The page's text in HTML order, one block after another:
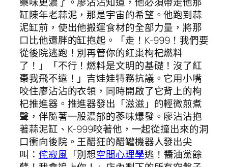
缸陳年老蒜泥，那是宇宙的希望。他跑到蒜
泥缸前，使出他搬運食材的全部力量，將那
口比他還胖的缸抱起。「走！K-999！我們要
從後院逃跑！別再管你的紅棗枸杞燃料
了！」「不行！燃料是文明的基礎！沒了紅
棗我飛不遠！」吉娃娃特務抗議。它用小嘴
咬住廖沾沾的衣領，同時開啟了它背上的枸
杞推進器。推進器發出「滋滋」的輕微煎煮
聲，伴隨著一股濃郁的蔘味爆發。廖沾沾抱
著蒜泥缸、K-999咬著他，一起從撞出來的洞
口衝向後院。王醋狂的醋罐機器人發出尖
叫： 侘寂風 「別想空間心理學逃！醬油黨餘